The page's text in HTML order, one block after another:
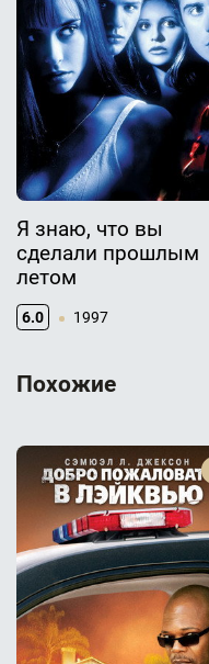
Я знаю, что вы
сделали прошлым
летом
6.0 1997
П­­­о­­­х­­­о­­­ж­­­и­­­е